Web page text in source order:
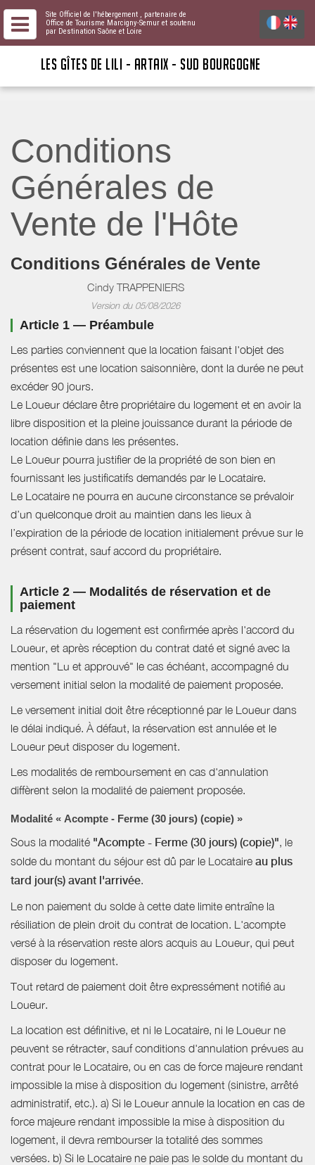
Site Officiel de l'hébergement , partenaire de
Office de Tourisme Marcigny-Semur et soutenu
par Destination Saône et Loire
LES GÎTES DE LILI - ARTAIX - SUD BOURGOGNE
Conditions
Générales de
Vente de l'Hôte
Conditions Générales de Vente
Cindy TRAPPENIERS
Version du 05/08/2026
Article 1 — Préambule
Les parties conviennent que la location faisant l'objet des
présentes est une location saisonnière, dont la durée ne peut
excéder 90 jours.
Le Loueur déclare être propriétaire du logement et en avoir la
libre disposition et la pleine jouissance durant la période de
location définie dans les présentes.
Le Loueur pourra justifier de la propriété de son bien en
fournissant les justificatifs demandés par le Locataire.
Le Locataire ne pourra en aucune circonstance se prévaloir
d’un quelconque droit au maintien dans les lieux à
l’expiration de la période de location initialement prévue sur le
présent contrat, sauf accord du propriétaire.
Article 2 — Modalités de réservation et de
paiement
La réservation du logement est confirmée après l'accord du
Loueur, et après réception du contrat daté et signé avec la
mention "Lu et approuvé" le cas échéant, accompagné du
versement initial selon la modalité de paiement proposée.
Le versement initial doit être réceptionné par le Loueur dans
le délai indiqué. À défaut, la réservation est annulée et le
Loueur peut disposer du logement.
Les modalités de remboursement en cas d'annulation
diffèrent selon la modalité de paiement proposée.
Modalité « Acompte - Ferme (30 jours) (copie) »
Sous la modalité "Acompte - Ferme (30 jours) (copie)", le
solde du montant du séjour est dû par le Locataire au plus
tard jour(s) avant l'arrivée.
Le non paiement du solde à cette date limite entraîne la
résiliation de plein droit du contrat de location. L'acompte
versé à la réservation reste alors acquis au Loueur, qui peut
disposer du logement.
Tout retard de paiement doit être expressément notifié au
Loueur.
La location est définitive, et ni le Locataire, ni le Loueur ne
peuvent se rétracter, sauf conditions d'annulation prévues au
contrat pour le Locataire, ou en cas de force majeure rendant
impossible la mise à disposition du logement (sinistre, arrêté
administratif, etc.). a) Si le Loueur annule la location en cas de
force majeure rendant impossible la mise à disposition du
logement, il devra rembourser la totalité des sommes
versées. b) Si le Locataire ne paie pas le solde du montant du